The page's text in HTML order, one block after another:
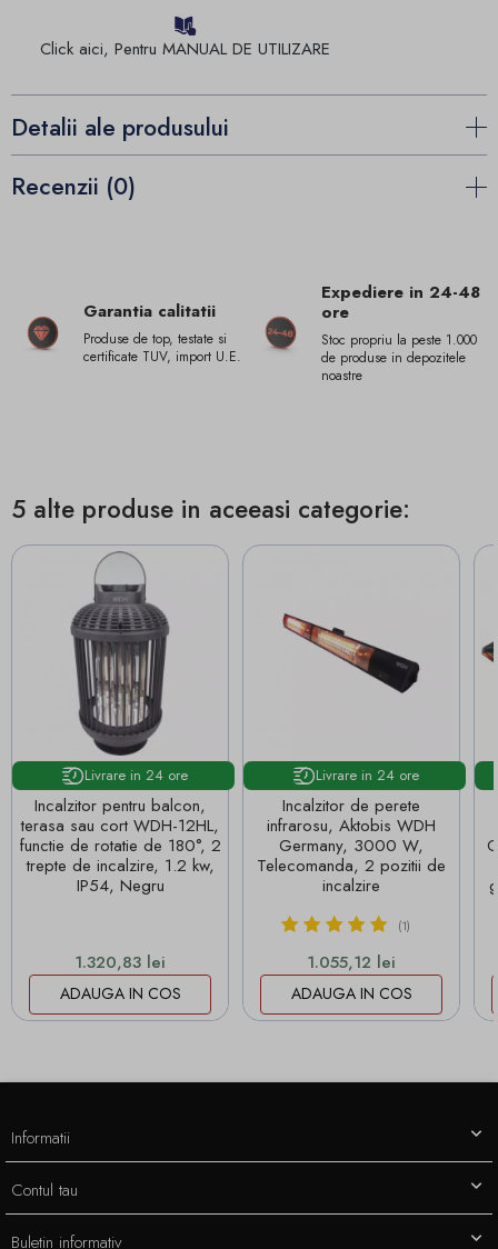
Click aici, Pentru MANUAL DE UTILIZARE
Detalii ale produsului
Recenzii (0)
Garantia calitatii
Produse de top, testate si
certificate TUV, import U.E.
Expediere in 24-48
ore
Stoc propriu la peste 1.000
de produse in depozitele
noastre
5 alte produse in aceeasi categorie:
Livrare in 24 ore
Incalzitor pentru balcon,
terasa sau cort WDH-12HL,
functie de rotatie de 180°, 2
trepte de incalzire, 1.2 kw,
IP54, Negru
Pret
1.320,83 lei
ADAUGA IN COS
Livrare in 24 ore
Incalzitor de perete
infrarosu, Aktobis WDH
Germany, 3000 W,
Telecomanda, 2 pozitii de
incalzire
(1)
Pret
1.055,12 lei
ADAUGA IN COS
Informatii
Contul tau
Buletin informativ